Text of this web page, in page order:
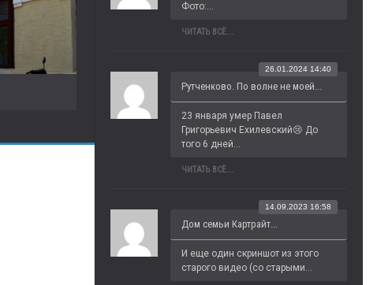
Фото:...
ЧИТАТЬ ВСЁ...
Рутченково. По волне не моей...
26.01.2024 14:40
23 января умер Павел
Григорьевич Ехилевский😢 До
того 6 дней...
ЧИТАТЬ ВСЁ...
Дом семьи Картрайт...
14.09.2023 16:58
И еще один скриншот из этого
старого видео (со старыми...